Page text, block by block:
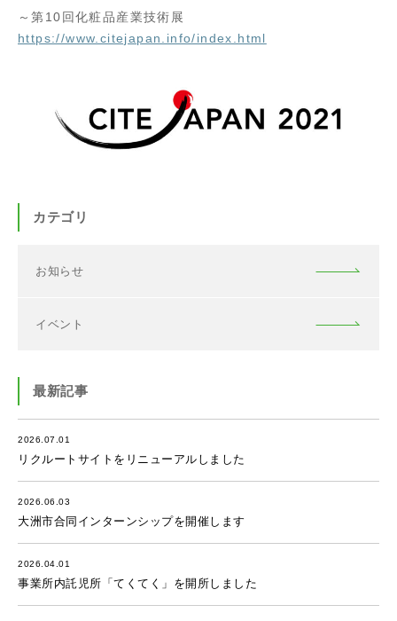
～第10回化粧品産業技術展
https://www.citejapan.info/index.html
カテゴリ
お知らせ
イベント
最新記事
2026.07.01
リクルートサイトをリニューアルしました
2026.06.03
大洲市合同インターンシップを開催します
2026.04.01
事業所内託児所「てくてく」を開所しました